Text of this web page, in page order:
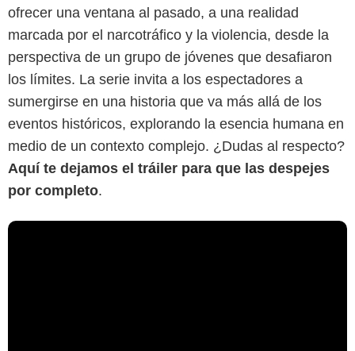
ofrecer una ventana al pasado, a una realidad
marcada por el narcotráfico y la violencia, desde la
perspectiva de un grupo de jóvenes que desafiaron
los límites. La serie invita a los espectadores a
sumergirse en una historia que va más allá de los
eventos históricos, explorando la esencia humana en
medio de un contexto complejo. ¿Dudas al respecto?
Aquí te dejamos el tráiler para que las despejes
por completo.